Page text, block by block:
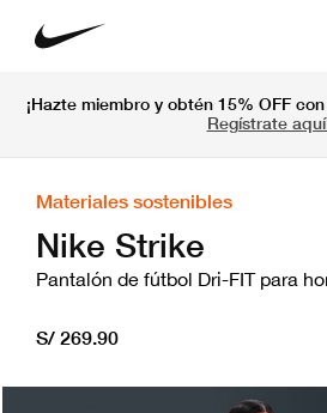
¡Hazte miembro y obtén 15% OFF
Regístrate
Materiales sostenibles
Nike Strike
Pantalón de fútbol Dri-FIT para
S/ 269.90